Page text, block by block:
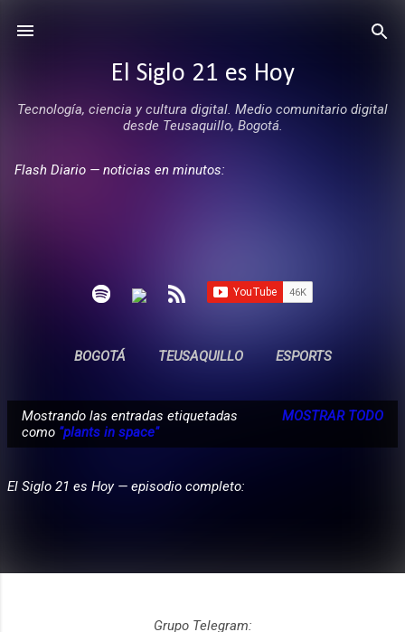
El Siglo 21 es Hoy
Tecnología, ciencia y cultura digital. Medio comunitario digital
desde Teusaquillo, Bogotá.
Flash Diario — noticias en minutos:
BOGOTÁ TEUSAQUILLO ESPORTS
n
t
a
Mostrando las entradas etiquetadas
como "plants in space"
MOSTRAR TODO
El Siglo 21 es Hoy — episodio completo:
Grupo Telegram: